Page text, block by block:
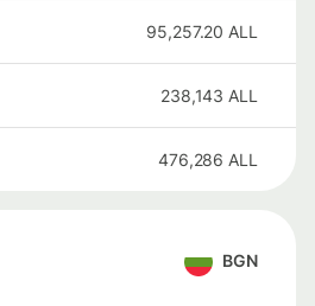
95,257.20 ALL
238,143 ALL
476,286 ALL
BGN